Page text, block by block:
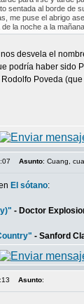
sentada al borde de
me puse el abrigo
la noche a la
desvela el
podría haber sido
Poveda
Asunto: Cuang,
El sótano:
- Doctor
- Sanford
Asunto: